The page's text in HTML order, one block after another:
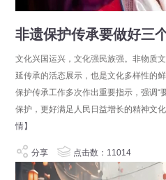
非遗保护传承要做好三
文化兴国运兴，文化强民族强。非物质
延传承的活态展示，也是文化多样性的
保护传承工作多次作出重要指示，强调“
保护，更好满足人民日益增长的精神文化
情】
分享 点击数：11014